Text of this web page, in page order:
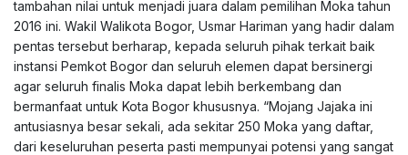
tambahan nilai untuk menjadi juara dalam pemilihan Moka tahun
2016 ini. Wakil Walikota Bogor, Usmar Hariman yang hadir dalam
pentas tersebut berharap, kepada seluruh pihak terkait baik
instansi Pemkot Bogor dan seluruh elemen dapat bersinergi
agar seluruh finalis Moka dapat lebih berkembang dan
bermanfaat untuk Kota Bogor khususnya. “Mojang Jajaka ini
antusiasnya besar sekali, ada sekitar 250 Moka yang daftar,
dari keseluruhan peserta pasti mempunyai potensi yang sangat